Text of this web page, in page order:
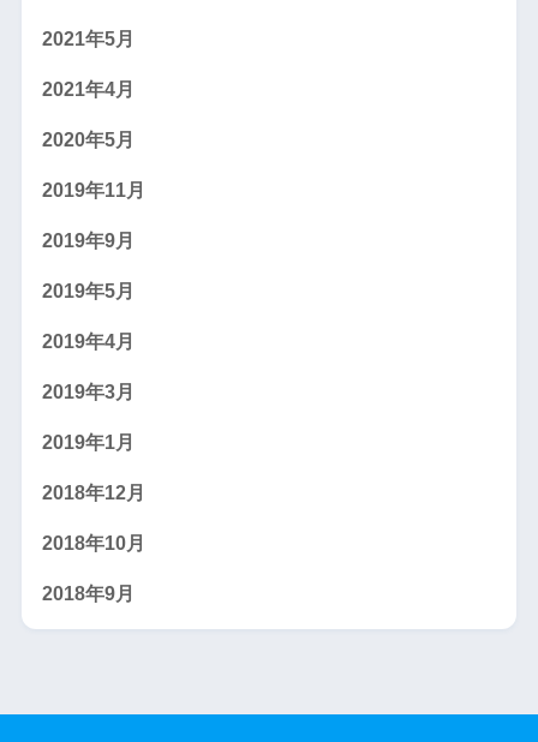
2021年5月
2021年4月
2020年5月
2019年11月
2019年9月
2019年5月
2019年4月
2019年3月
2019年1月
2018年12月
2018年10月
2018年9月